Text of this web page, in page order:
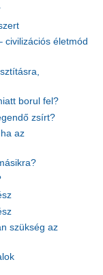
civilizációs életmód
borul fel?
zsírt?
az
szükség az